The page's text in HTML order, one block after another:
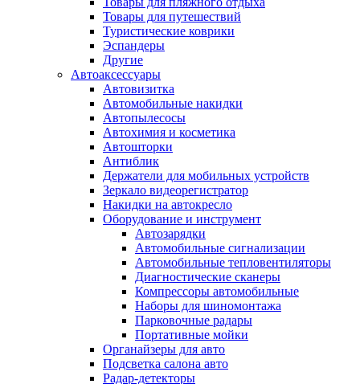
Товары для путешествий
Туристические коврики
Эспандеры
Другие
Автоаксессуары
Автовизитка
Автомобильные накидки
Автопылесосы
Автохимия и косметика
Автошторки
Антиблик
Держатели для мобильных устройств
Зеркало видеорегистратор
Накидки на автокресло
Оборудование и инструмент
Автозарядки
Автомобильные сигнализации
Автомобильные тепловентиляторы
Диагностические сканеры
Компрессоры автомобильные
Наборы для шиномонтажа
Парковочные радары
Портативные мойки
Органайзеры для авто
Подсветка салона авто
Радар-детекторы